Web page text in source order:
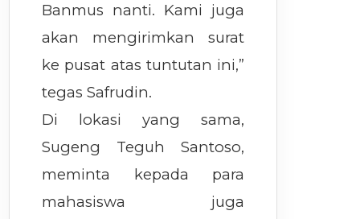
Banmus nanti. Kami juga
akan mengirimkan surat
ke pusat atas tuntutan ini,”
tegas Safrudin.
Di lokasi yang sama,
Sugeng Teguh Santoso,
meminta kepada para
mahasiswa juga